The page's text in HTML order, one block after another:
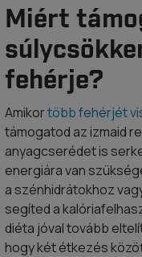
Miért
fehérje?
Amikortöbb fehérjét
támogatod az izmaid
anyagcserédet is
energiára van
a szénhidrátokhoz
segíted a
diéta jóval tovább
hogy két étkezés